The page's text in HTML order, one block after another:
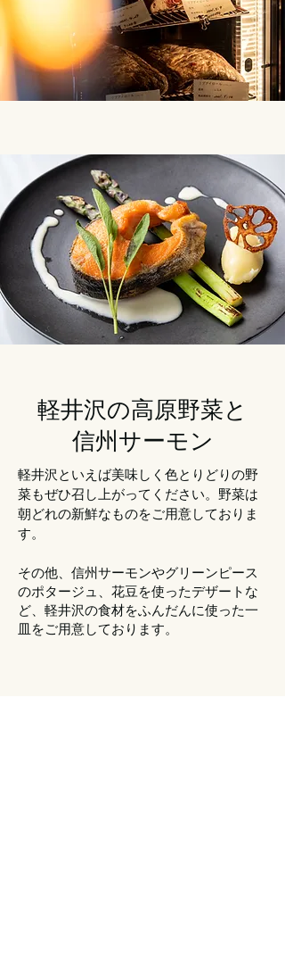
軽井沢の高原野菜と
​信州サーモン
軽井沢といえば美味しく色とりどりの野
菜もぜひ召し上がってください。野菜は
朝どれの新鮮なものをご用意しておりま
す。
その他、信州サーモンやグリーンピース
のポタージュ、花豆を使ったデザートな
ど、軽井沢の食材をふんだんに使った一
皿をご用意しております。